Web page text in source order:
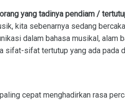
yang tadinya pendiam /
kita sebenarnya sedang
dalam bahasa musikal, alam
sifat-sifat tertutup yang ada pada
cepat menghadirkan rasa